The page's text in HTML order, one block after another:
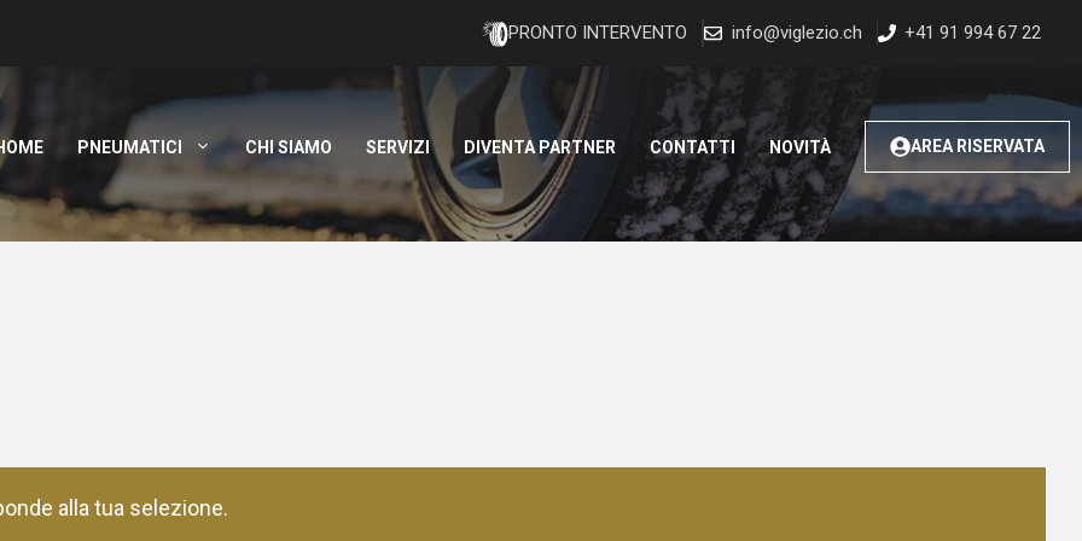
PRONTO INTERVENTO info@viglezio.ch +41 91 994 67 22
PNEUMATICI CHI SIAMO SERVIZI DIVENTA PARTNER CONTATTI NOVITÀ AREA RISERVATA
alla tua selezione.